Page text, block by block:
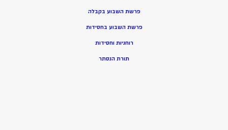
פרשת השבוע בקבלה
פרשת השבוע בחסידות
רוחניות וחסידות
תורת הנסתר